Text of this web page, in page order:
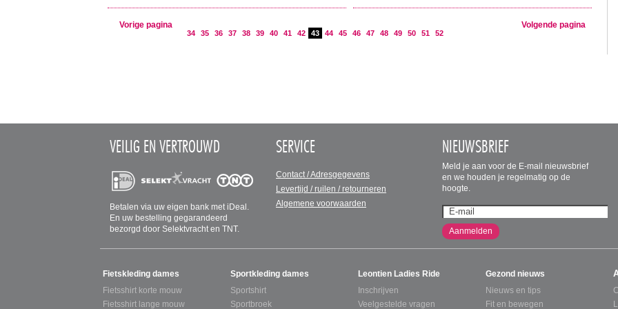
Vorige pagina
34 35 36 37 38 39 40 41 42 43 44 45 46 47 48 49 50 51 52
Volgende pagina
VEILIG EN VERTROUWD
Betalen via uw eigen bank met iDeal.
En uw bestelling gegarandeerd
bezorgd door Selektvracht en TNT.
SERVICE
Contact / Adresgegevens
Levertijd / ruilen / retourneren
Algemene voorwaarden
NIEUWSBRIEF
Meld je aan voor de E-mail nieuwsbrief
en we houden je regelmatig op de
hoogte.
Aanmelden
SITEMAP
Fietskleding dames
Fietsshirt korte mouw
Fietsshirt lange mouw
Sportkleding dames
Sportshirt
Sportbroek
Leontien Ladies Ride
Inschrijven
Veelgestelde vragen
Gezond nieuws
Nieuws en tips
Fit en bewegen